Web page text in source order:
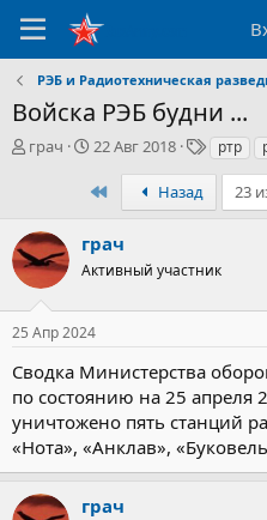
РЭБ и Радиотехническая
Войска РЭБ будни ...
А
р
т
е
м
ы
грач
Д
т
а
ч
л
а
22 Авг 2018
Т
и
ртр
ПервыйНазад 23
грач
Активный участник
25 Апр 2024
Сводка Министерства
по состоянию на 25 апреля
уничтожено пять станций
«Нота», «Анклав»,
грач